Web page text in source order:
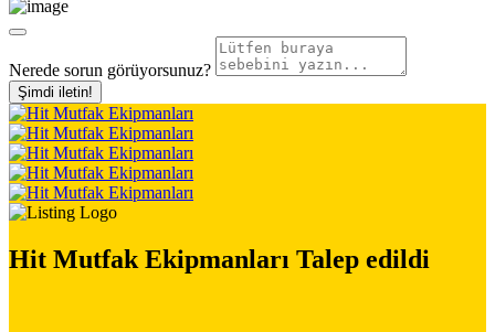
Nerede sorun görüyorsunuz?
Şimdi iletin!
Hit Mutfak Ekipmanları Talep edildi